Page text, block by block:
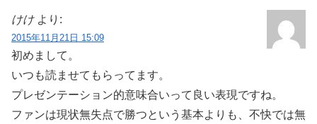
けけ より:
2015年11月21日 15:09
初めまして。
いつも読ませてもらってます。
プレゼンテーション的意味合いって良い表現ですね。
ファンは現状無失点で勝つという基本よりも、不快では無